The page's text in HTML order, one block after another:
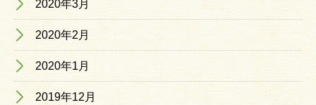
2020年3月
2020年2月
2020年1月
2019年12月